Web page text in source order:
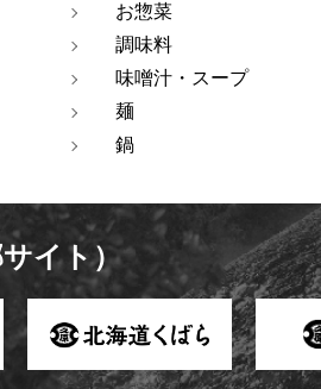
お惣菜
調味料
味噌汁・スープ
麺
鍋
イト）